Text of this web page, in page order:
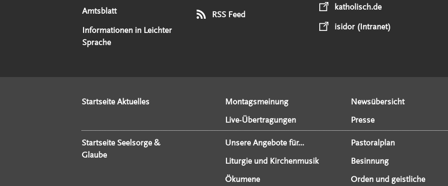
Amtsblatt
Informationen in Leichter
Sprache
RSS Feed
katholisch.de
isidor (Intranet)
Startseite Aktuelles Montagsmeinung Newsübersicht
Live-Übertragungen
Presse
Startseite Seelsorge &
Glaube
Unsere Angebote für... Pastoralplan
Liturgie und Kirchenmusik
Besinnung
Ökumene
Orden und geistliche